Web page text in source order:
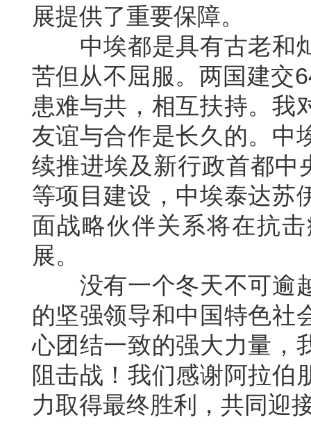
展提供了重要保障。
中埃都是具有古老和
苦但从不屈服。两国建交
患难与共，相互扶持。我
友谊与合作是长久的。中
续推进埃及新行政首都中
等项目建设，中埃泰达苏
面战略伙伴关系将在抗
展。
没有一个冬天不可逾
的坚强领导和中国特色社
心团结一致的强大力量，
阻击战！我们感谢阿拉伯
力取得最终胜利，共同迎